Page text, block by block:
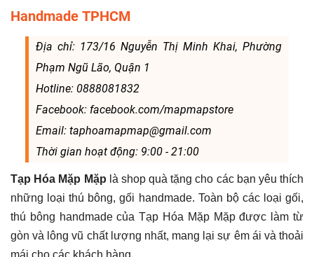
Handmade TPHCM
Địa chỉ: 173/16 Nguyễn Thị Minh Khai, Phường
Phạm Ngũ Lão, Quận 1
Hotline: 0888081832
Facebook: facebook.com/mapmapstore
Email: taphoamapmap@gmail.com
Thời gian hoạt động: 9:00 - 21:00
Tạp Hóa Mặp Mặp là shop quà tặng cho các bạn yêu thích
những loại thú bông, gối handmade. Toàn bộ các loại gối,
thú bông handmade của Tạp Hóa Mặp Mặp được làm từ
gòn và lông vũ chất lượng nhất, mang lại sự êm ái và thoải
mái cho các khách hàng.